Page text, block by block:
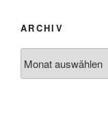
ARCHIV